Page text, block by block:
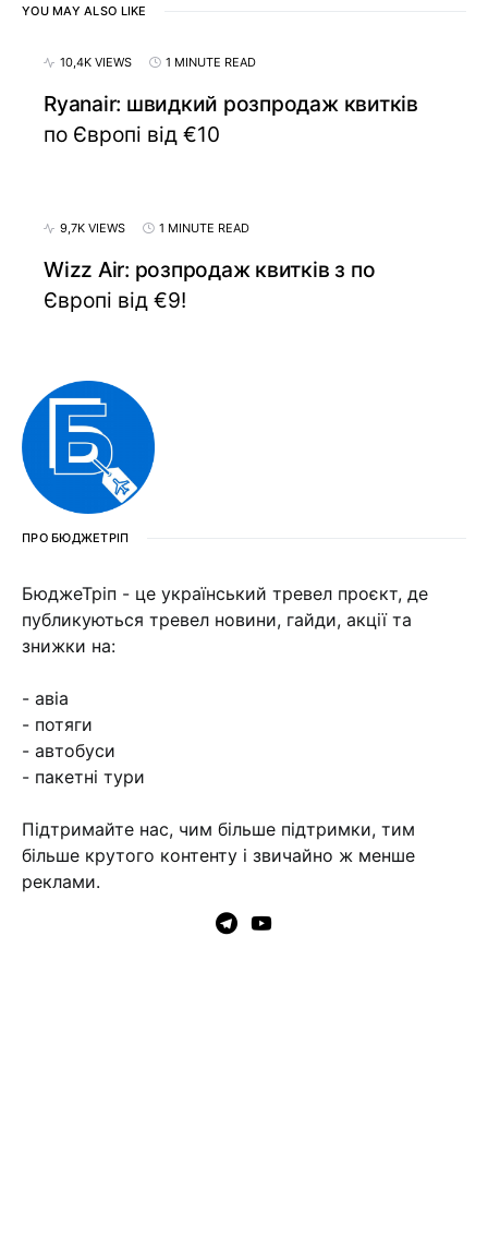
YOU MAY ALSO LIKE
10,4K VIEWS 1 MINUTE READ
Ryanair: швидкий розпродаж квитків
по Європі від €10
9,7K VIEWS 1 MINUTE READ
Wizz Air: розпродаж квитків з по
Європі від €9!
ПРО БЮДЖЕТРІП
БюджеТріп - це український тревел проєкт, де
публикуються тревел новини, гайди, акції та
знижки на:
- авіа
- потяги
- автобуси
- пакетні тури
Підтримайте нас, чим більше підтримки, тим
більше крутого контенту і звичайно ж менше
реклами.